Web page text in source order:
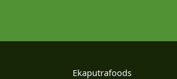
Ekaputrafoods